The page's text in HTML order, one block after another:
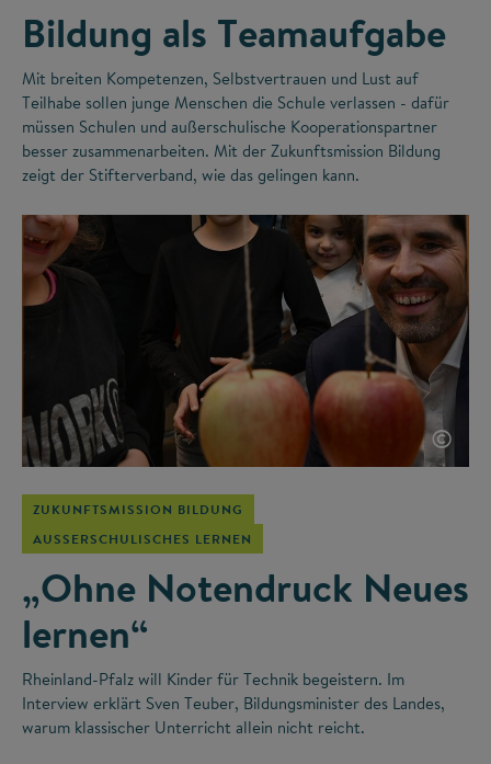
Bildung als Teamaufgabe
Mit breiten Kompetenzen, Selbstvertrauen und Lust auf
Teilhabe sollen junge Menschen die Schule verlassen - dafür
müssen Schulen und außerschulische Kooperationspartner
besser zusammenarbeiten. Mit der Zukunftsmission Bildung
zeigt der Stifterverband, wie das gelingen kann.
©
ZUKUNFTSMISSION BILDUNG
AUSSERSCHULISCHES LERNEN
„Ohne Notendruck Neues
lernen“
Rheinland-Pfalz will Kinder für Technik begeistern. Im
Interview erklärt Sven Teuber, Bildungsminister des Landes,
warum klassischer Unterricht allein nicht reicht.